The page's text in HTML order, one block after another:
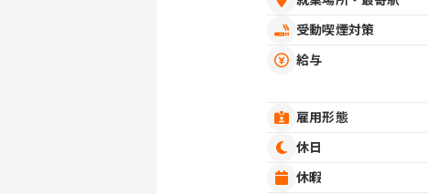
受動喫煙対策
給与
雇用形態
休日
休暇